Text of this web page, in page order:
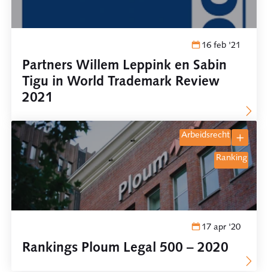
16 feb '21
Partners Willem Leppink en Sabin
Tigu in World Trademark Review
2021
arbeidsrecht
ranking
17 apr '20
Rankings Ploum Legal 500 – 2020